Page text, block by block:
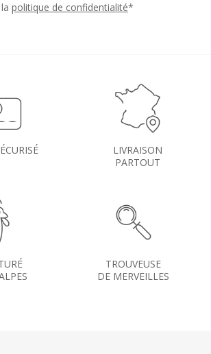
politique de confidentialité*
LIVRAISON
PARTOUT
TROUVEUSE
DE MERVEILLES